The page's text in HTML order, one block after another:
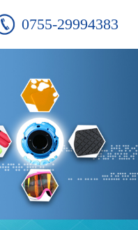
0755-29994383